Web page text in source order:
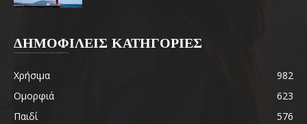
ΔΗΜΟΦΙΛΕΙΣ ΚΑΤΗΓΟΡΙΕΣ
Χρήσιμα
982
Ομορφιά
623
Παιδί
576